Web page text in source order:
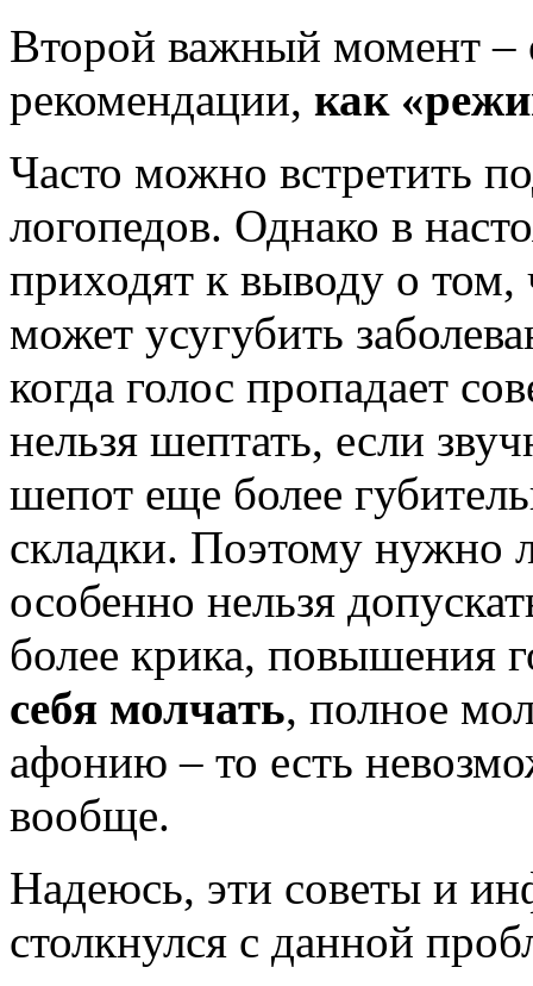
Второй важный момент –
рекомендации, как
Часто можно встретить
логопедов. Однако в
приходят к выводу о
может усугубить
когда голос пропадает
нельзя шептать, если
шепот еще более
складки. Поэтому нужно
особенно нельзя
более крика, повышения
себя молчать, полное
афонию – то есть
вообще.
Надеюсь, эти советы и
столкнулся с данной